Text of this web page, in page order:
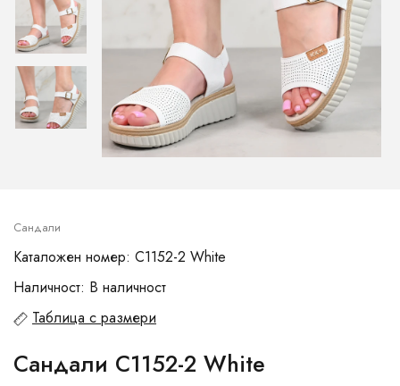
Сандали
Каталожен номер: C1152-2 White
Наличност: В наличност
Таблица с размери
Сандали C1152-2 White